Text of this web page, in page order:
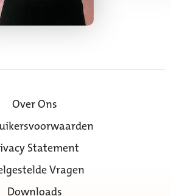
Over Ons
Statement
Vragen
Downloads